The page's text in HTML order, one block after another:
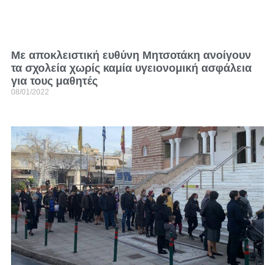
Με αποκλειστική ευθύνη Μητσοτάκη ανοίγουν
τα σχολεία χωρίς καμία υγειονομική ασφάλεια
για τους μαθητές
08/01/2022